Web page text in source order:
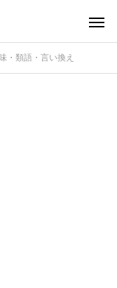
・類語・言い換え